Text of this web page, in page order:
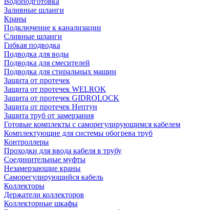
Заливные шланги
Краны
Подключение к канализации
Сливные шланги
Гибкая подводка
Подводка для воды
Подводка для смесителей
Подводка для стиральных машин
Защита от протечек
Защита от протечек WELROK
Защита от протечек GIDROLOCK
Защита от протечек Нептун
Защита труб от замерзания
Готовые комплекты с саморегулирующимся кабелем
Комплектующие для системы обогрева труб
Контроллеры
Проходки для ввода кабеля в трубу
Соединительные муфты
Незамерзающие краны
Саморегулирующийся кабель
Коллекторы
Держатели коллекторов
Коллекторные шкафы